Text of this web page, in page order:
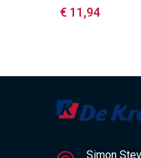
€ 11,94
Simon